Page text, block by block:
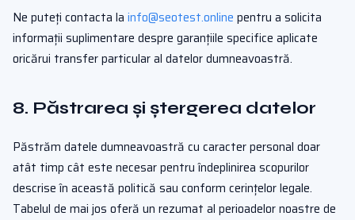
Ne puteți contacta la info@seotest.online pentru a solicita
informații suplimentare despre garanțiile specifice aplicate
oricărui transfer particular al datelor dumneavoastră.
8. Păstrarea și ștergerea datelor
Păstrăm datele dumneavoastră cu caracter personal doar
atât timp cât este necesar pentru îndeplinirea scopurilor
descrise în această politică sau conform cerințelor legale.
Tabelul de mai jos oferă un rezumat al perioadelor noastre de